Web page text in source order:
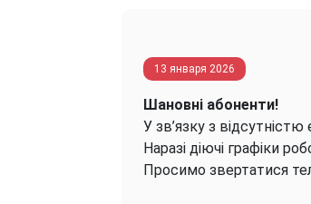
13 января 2026
Шановні абоненти!
У зв’язку з
Наразі діючі графіки
Просимо звертатися